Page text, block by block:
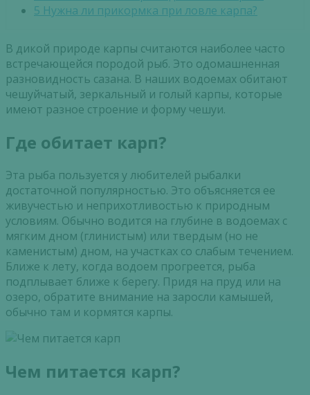
5 Нужна ли прикормка при ловле карпа?
В дикой природе карпы считаются наиболее часто
встречающейся породой рыб. Это одомашненная
разновидность сазана. В наших водоемах обитают
чешуйчатый, зеркальный и голый карпы, которые
имеют разное строение и форму чешуи.
Где обитает карп?
Эта рыба пользуется у любителей рыбалки
достаточной популярностью. Это объясняется ее
живучестью и неприхотливостью к природным
условиям. Обычно водится на глубине в водоемах с
мягким дном (глинистым) или твердым (но не
каменистым) дном, на участках со слабым течением.
Ближе к лету, когда водоем прогреется, рыба
подплывает ближе к берегу. Придя на пруд или на
озеро, обратите внимание на заросли камышей,
обычно там и кормятся карпы.
Чем питается карп?